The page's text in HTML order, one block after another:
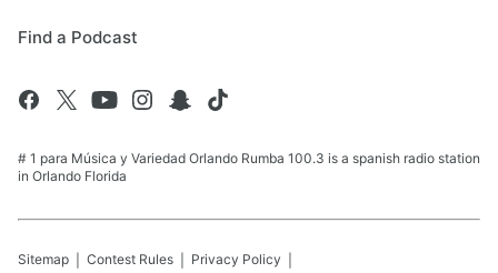
Find a Podcast
# 1 para Música y Variedad Orlando Rumba 100.3 is a spanish radio station
in Orlando Florida
Sitemap Contest Rules Privacy Policy